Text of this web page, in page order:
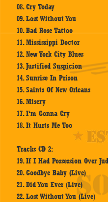
08. Cry Today
09. Lost Without You
10. Bad Rose Tattoo
11. Mississippi Doctor
12. New York City Blues
13. Justified Suspicion
14. Sunrise In Prison
15. Saints Of New Orleans
16. Misery
17. I‘m Gonna Cry
18. It Hurts Me Too
Tracks CD 2:
19. If I Had Possession Over
20. Goodbye Baby (Live)
21. Did You Ever (Live)
22. Lost Without You (Live)